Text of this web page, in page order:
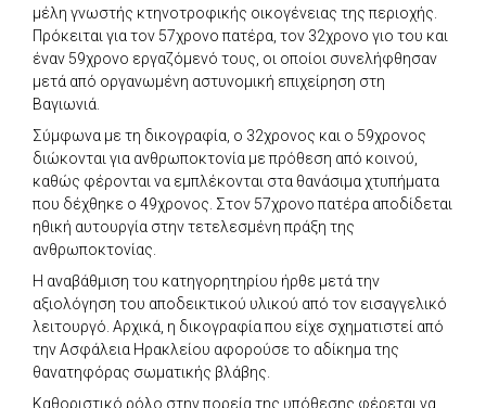
μέλη γνωστής κτηνοτροφικής οικογένειας της περιοχής.
Πρόκειται για τον 57χρονο πατέρα, τον 32χρονο γιο του και
έναν 59χρονο εργαζόμενό τους, οι οποίοι συνελήφθησαν
μετά από οργανωμένη αστυνομική επιχείρηση στη
Βαγιωνιά.
Σύμφωνα με τη δικογραφία, ο 32χρονος και ο 59χρονος
διώκονται για ανθρωποκτονία με πρόθεση από κοινού,
καθώς φέρονται να εμπλέκονται στα θανάσιμα χτυπήματα
που δέχθηκε ο 49χρονος. Στον 57χρονο πατέρα αποδίδεται
ηθική αυτουργία στην τετελεσμένη πράξη της
ανθρωποκτονίας.
Η αναβάθμιση του κατηγορητηρίου ήρθε μετά την
αξιολόγηση του αποδεικτικού υλικού από τον εισαγγελικό
λειτουργό. Αρχικά, η δικογραφία που είχε σχηματιστεί από
την Ασφάλεια Ηρακλείου αφορούσε το αδίκημα της
θανατηφόρας σωματικής βλάβης.
Καθοριστικό ρόλο στην πορεία της υπόθεσης φέρεται να